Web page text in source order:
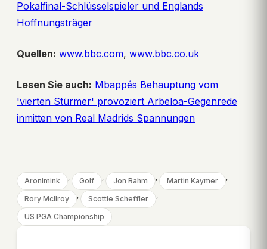
Pokalfinal-Schlüsselspieler und Englands
Hoffnungsträger
Quellen: www.bbc.com, www.bbc.co.uk
Lesen Sie auch: Mbappés Behauptung vom
'vierten Stürmer' provoziert Arbeloa-Gegenrede
inmitten von Real Madrids Spannungen
Aronimink , Golf , Jon Rahm , Martin Kaymer ,
Rory McIlroy , Scottie Scheffler ,
US PGA Championship